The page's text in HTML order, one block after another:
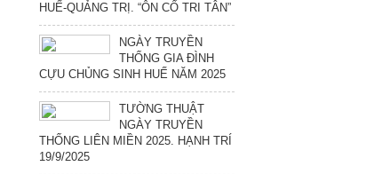
HUẾ-QUẢNG TRỊ. “ÔN CỐ TRI TÂN”
NGÀY TRUYỀN
THỐNG GIA ĐÌNH
CỰU CHỦNG SINH HUẾ NĂM 2025
TƯỜNG THUẬT
NGÀY TRUYỀN
THỐNG LIÊN MIỀN 2025. HẠNH TRÍ
19/9/2025